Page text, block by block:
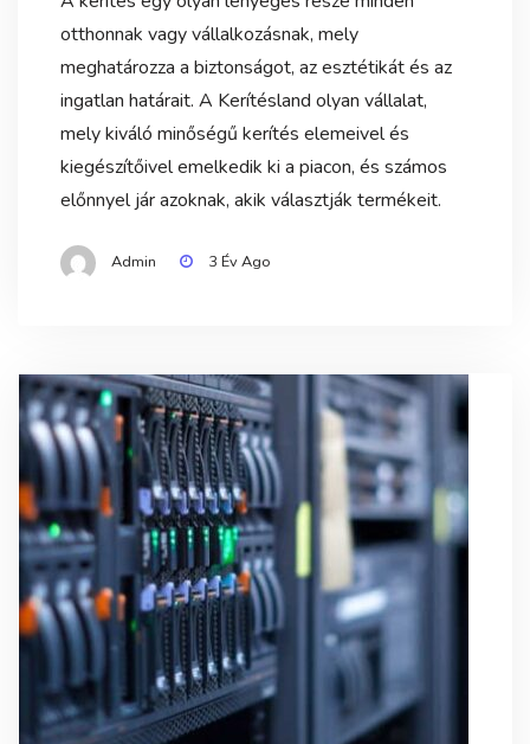
otthonnak vagy vállalkozásnak, mely
meghatározza a biztonságot, az esztétikát és az
ingatlan határait. A Kerítésland olyan vállalat,
mely kiváló minőségű kerítés elemeivel és
kiegészítőivel emelkedik ki a piacon, és számos
előnnyel jár azoknak, akik választják termékeit.
Admin 3 Év Ago